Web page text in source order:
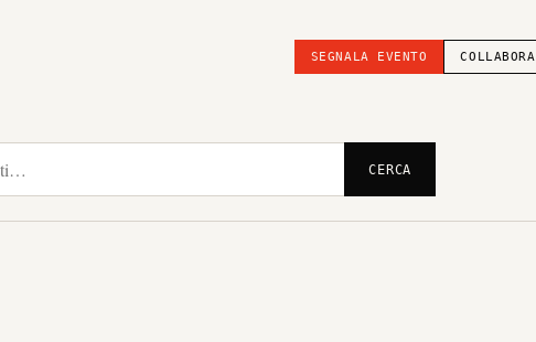
SEGNALA EVENTO COLLABORA
CERCA